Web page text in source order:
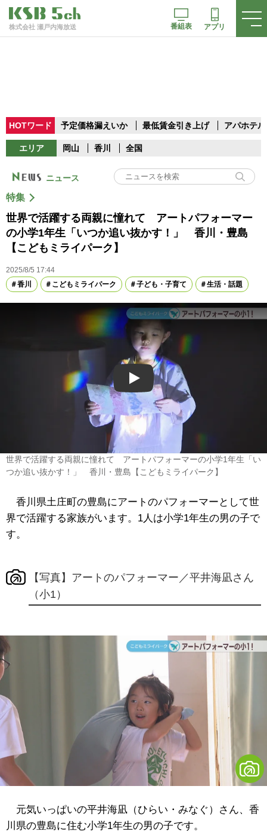
株式会社 瀬戸内海放送 番組表 アプリ
HOTワード 予定価格漏えいか 最低賃金引き上げ アパホテル
エリア 岡山 香川 全国
ニュース
特集
世界で活躍する両親に憧れて アートパフォーマー
の小学1年生「いつか追い抜かす！」 香川・豊島
【こどもミライパーク】
2025/8/5 17:44
香川
こどもミライパーク 子ども・子育て 生活・話題
Play
世界で活躍する両親に憧れて アートパフォーマーの小学1年生「い
つか追い抜かす！」 香川・豊島【こどもミライパーク】
香川県土庄町の豊島にアートのパフォーマーとして世
界で活躍する家族がいます。1人は小学1年生の男の子で
す。
【写真】アートのパフォーマー／平井海凪さん
（小1）
元気いっぱいの平井海凪（ひらい・みなぐ）さん、香
川県の豊島に住む小学1年生の男の子です。